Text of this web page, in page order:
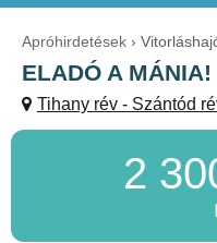
Apróhirdetések
ELADÓ A MÁNIA!
Tihany rév - Szántód
2